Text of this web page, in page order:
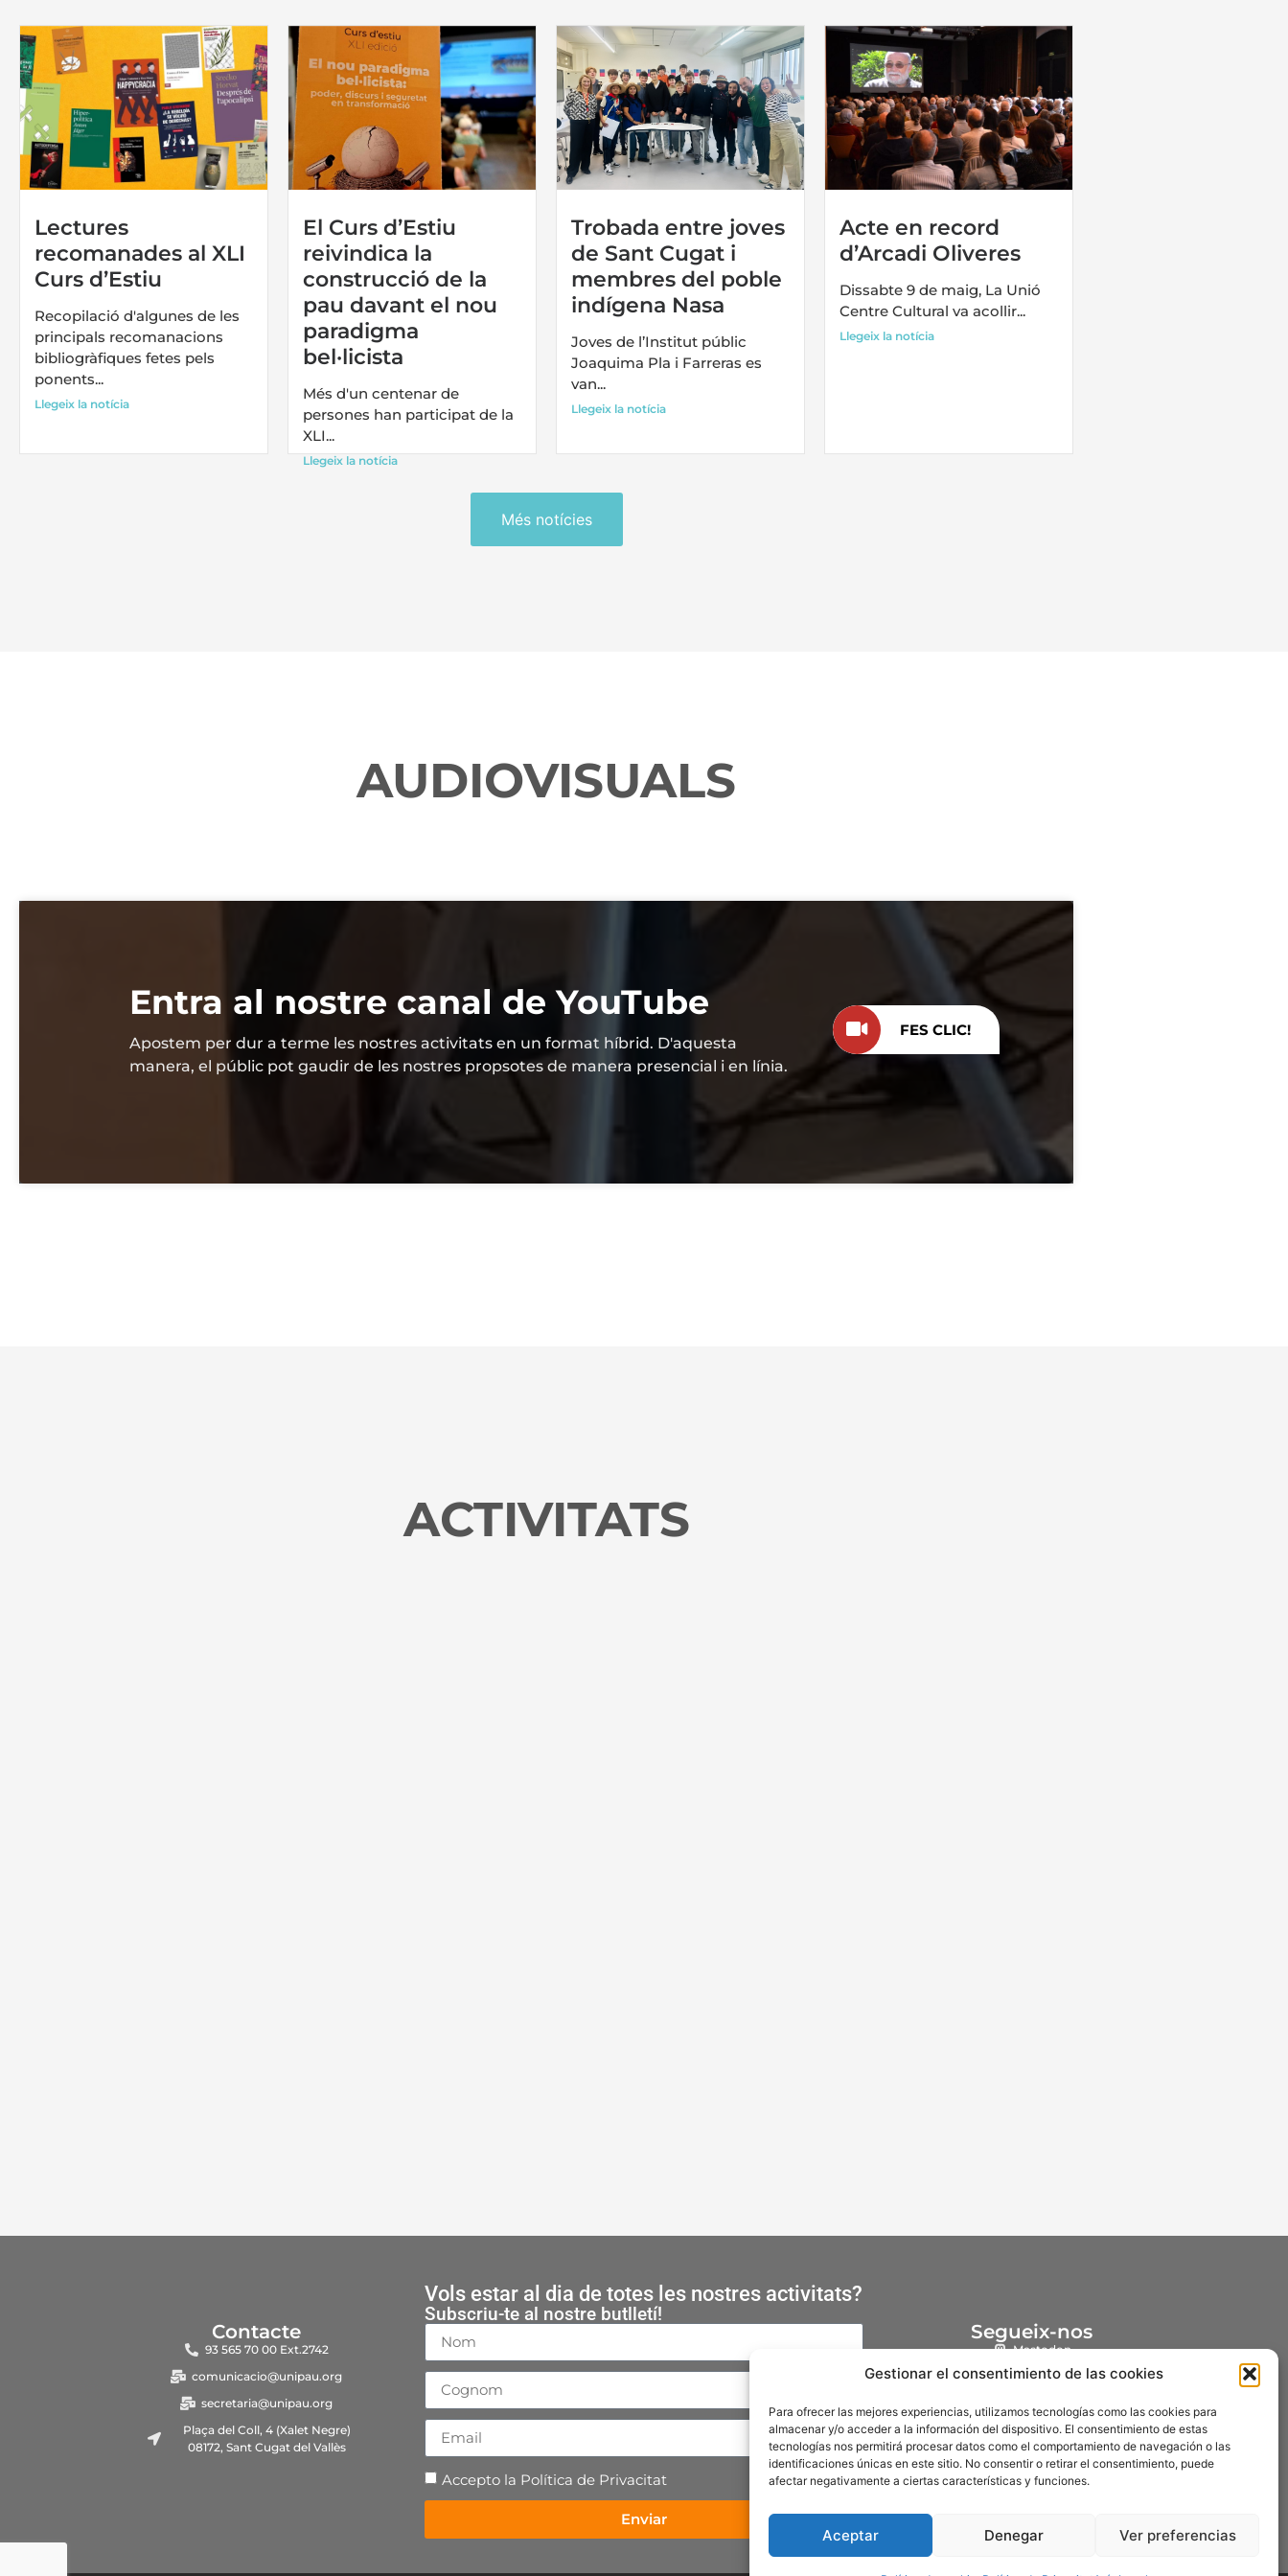
Gestionar el consentimiento de las cookies
Para ofrecer las mejores experiencias, utilizamos tecnologías como las cookies para
almacenar y/o acceder a la información del dispositivo. El consentimiento de estas
tecnologías nos permitirá procesar datos como el comportamiento de navegación o las
identificaciones únicas en este sitio. No consentir o retirar el consentimiento, puede
afectar negativamente a ciertas características y funciones.
Aceptar Denegar Ver preferencias
Lectures
recomanades al XLI
Curs d’Estiu
Recopilació d'algunes de les
principals recomanacions
bibliogràfiques fetes pels
ponents...
Llegeix la notícia
El Curs d’Estiu
reivindica la
construcció de la
pau davant el nou
paradigma
bel·licista
Més d'un centenar de
persones han participat de la
XLI...
Llegeix la notícia
Trobada entre joves
de Sant Cugat i
membres del poble
indígena Nasa
Joves de l’Institut públic
Joaquima Pla i Farreras es
van...
Llegeix la notícia
Acte en record
d’Arcadi Oliveres
Dissabte 9 de maig, La Unió
Centre Cultural va acollir...
Llegeix la notícia
Més notícies
AUDIOVISUALS
Entra al nostre canal de YouTube
Apostem per dur a terme les nostres activitats en un format híbrid. D'aquesta
manera, el públic pot gaudir de les nostres propsotes de manera presencial i en línia.
FES CLIC!
ACTIVITATS
Contacte
93 565 70 00 Ext.2742
comunicacio@unipau.org
secretaria@unipau.org
Plaça del Coll, 4 (Xalet Negre)
08172, Sant Cugat del Vallès
Vols estar al dia de totes les nostres activitats?
Subscriu-te al nostre butlletí!
Accepto la Política de Privacitat
Enviar
Segueix-nos
Mastodon
Instagram
Facebook